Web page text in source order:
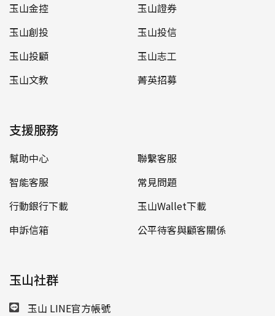
玉山金控
玉山證券
玉山創投
玉山投信
玉山投顧
玉山志工
玉山文教
菁英招募
支援服務
幫助中心
聯繫客服
智能客服
常見問題
行動銀行下載
玉山Wallet下載
申訴信箱
公平待客與顧客關係
玉山社群
玉山 LINE官方帳號